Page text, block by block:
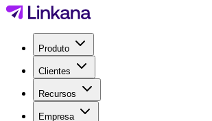
Produto
Clientes
Recursos
Empresa